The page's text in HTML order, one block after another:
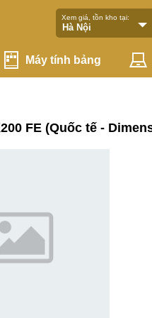
Xem giá, tồn kho tại:
Máy tính bảng
FE (Quốc tế -